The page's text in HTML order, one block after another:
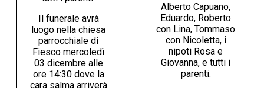
Il funerale avrà
luogo nella chiesa
parrocchiale di
Fiesco mercoledì
03 dicembre alle
ore 14:30 dove la
cara salma arriverà
Alberto Capuano,
Eduardo, Roberto
con Lina, Tommaso
con Nicoletta, i
nipoti Rosa e
Giovanna, e tutti i
parenti.